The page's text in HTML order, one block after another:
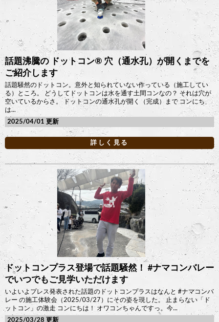
話題沸騰の ドットコン®︎ 穴（通水孔）が開くまでを
ご紹介します
話題騒然のドットコン。意外と知られていない作っている（施工してい
る）ところ。 どうしてドットコンは水を通す土間コンなの？ それは穴が
空いているからさ。 ドットコンの通水孔が開く（完成）まで コンにち
は...
2025/04/01
詳しく見る
ドットコンプラス登場で話題騒然！ #ナマコンバレー
でいつでもご見学いただけます
いよいよプレス発表された話題のドットコンプラスはなんと #ナマコンバ
レー の施工体験会（2025/03/27）にその姿を現した。 止まらない「ド
ットコン」の激走 コンにちは！ オワコンちゃんですっ。今...
2025/03/28